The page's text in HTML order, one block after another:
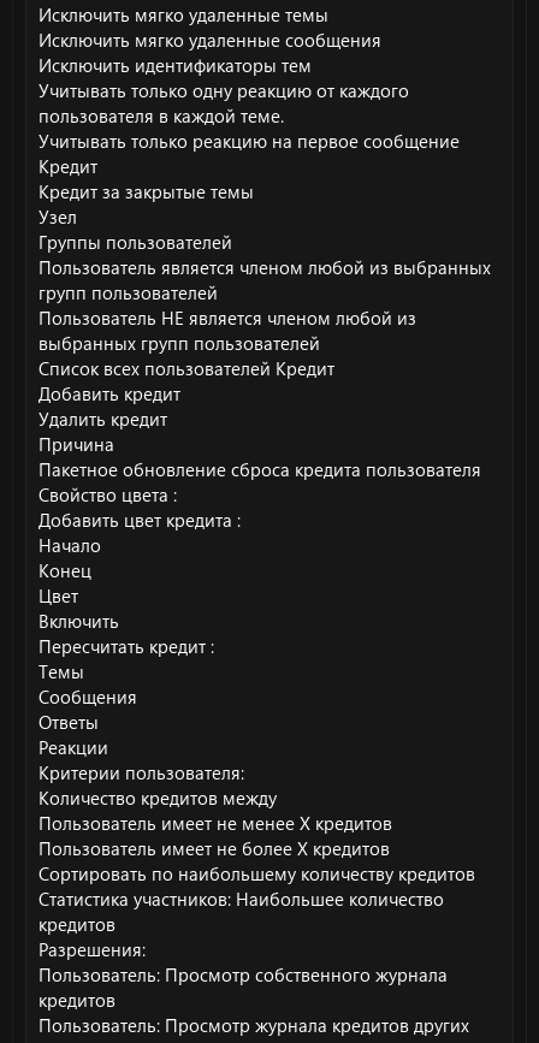
Исключить мягко удаленные темы
Исключить мягко удаленные сообщения
Исключить идентификаторы тем
Учитывать только одну реакцию от каждого
пользователя в каждой теме.
Учитывать только реакцию на первое сообщение
Кредит
Кредит за закрытые темы
Узел
Группы пользователей
Пользователь является членом любой из выбранных
групп пользователей
Пользователь НЕ является членом любой из
выбранных групп пользователей
Список всех пользователей Кредит
Добавить кредит
Удалить кредит
Причина
Пакетное обновление сброса кредита пользователя
Свойство цвета :
Добавить цвет кредита :
Начало
Конец
Цвет
Включить
Пересчитать кредит :
Темы
Сообщения
Ответы
Реакции
Критерии пользователя:
Количество кредитов между
Пользователь имеет не менее X кредитов
Пользователь имеет не более X кредитов
Сортировать по наибольшему количеству кредитов
Статистика участников: Наибольшее количество
кредитов
Разрешения:
Пользователь: Просмотр собственного журнала
кредитов
Пользователь: Просмотр журнала кредитов других